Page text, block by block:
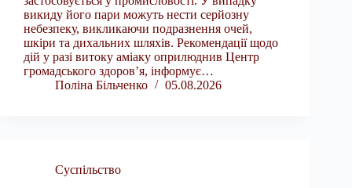
викиду його пари можуть нести серйозну
небезпеку, викликаючи подразнення очей,
шкіри та дихальних шляхів. Рекомендації щодо
дій у разі витоку аміаку оприлюднив Центр
громадського здоров’я, інформує…
Поліна Більченко
05.08.2026
Суспільство